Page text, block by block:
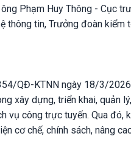
Phạm Huy Thông - Cục
thông tin, Trưởng đoàn
QĐ-KTNN ngày 18/3/
xây dựng, triển khai, quản
vụ công trực tuyến. Qua đó,
cơ chế, chính sách, nâng